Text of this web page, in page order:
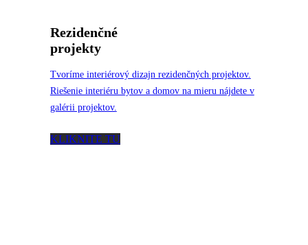
Rezidenčné
projekty
Tvoríme interiérový dizajn rezidenčných projektov.
Riešenie interiéru bytov a domov na mieru nájdete v
galérii projektov.
KLIKNITE TU